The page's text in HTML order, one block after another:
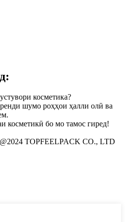
косметика?
шумо роҳҳои ҳалли олӣ ва
косметикӣ бо мо тамос гиред!
TOPFEELPACK CO., LTD